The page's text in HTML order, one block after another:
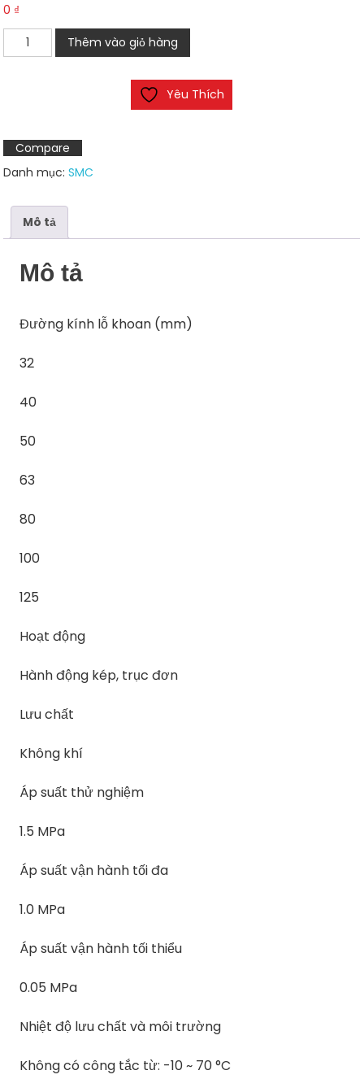
0 ₫
Xilanh
khí
Series
số
lượng
Thêm vào giỏ hàng
Yêu Thích
Compare
Danh mục:SMC
Mô tả
Mô tả
Đường kính lỗ khoan (mm)
32
40
50
63
80
100
125
Hoạt động
Hành động kép, trục đơn
Lưu chất
Không khí
Áp suất thử nghiệm
1.5 MPa
Áp suất vận hành tối đa
1.0 MPa
Áp suất vận hành tối thiểu
0.05 MPa
Nhiệt độ lưu chất và môi trường
Không có công tắc từ: -10 ~ 70 °C